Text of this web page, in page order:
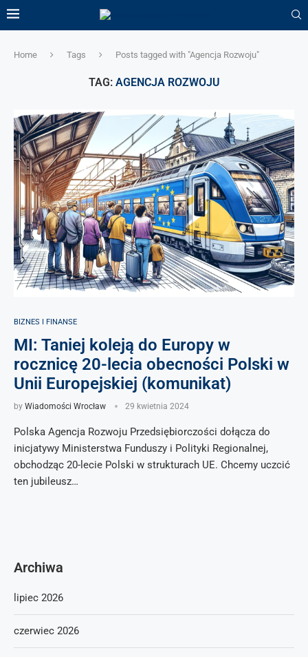
Home Tags Posts tagged with "Agencja Rozwoju"
TAG: AGENCJA ROZWOJU
BIZNES I FINANSE
MI: Taniej koleją do Europy w
rocznicę 20-lecia obecności Polski w
Unii Europejskiej (komunikat)
by Wiadomości Wrocław 29 kwietnia 2024
Polska Agencja Rozwoju Przedsiębiorczości dołącza do
inicjatywy Ministerstwa Funduszy i Polityki Regionalnej,
obchodząc 20-lecie Polski w strukturach UE. Chcemy uczcić
ten jubileusz…
Archiwa
lipiec 2026
czerwiec 2026